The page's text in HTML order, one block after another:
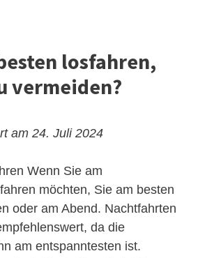
losfahren,
vermeiden?
am 24. Juli 2024
Wenn Sie am
möchten, Sie am besten
oder am Abend. Nachtfahrten
da die
am entspanntesten ist.